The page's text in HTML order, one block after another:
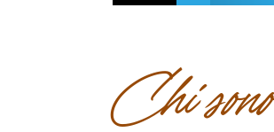
Chi sono